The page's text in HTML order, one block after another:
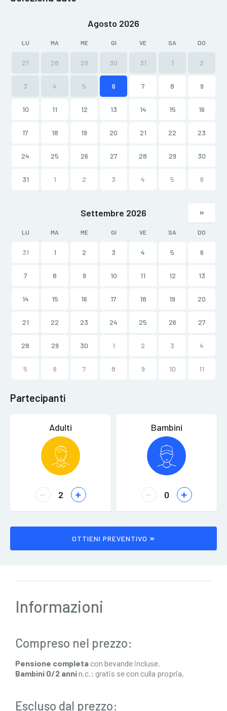
Agosto 2026
LU MA ME GI VE SA DO
27 28 29 30 31 1 2
3 4 5 6 7 8 9
10 11 12 13 14 15 16
17 18 19 20 21 22 23
24 25 26 27 28 29 30
31 1 2 3 4 5 6
Settembre 2026
LU MA ME GI VE SA DO
31 1 2 3 4 5 6
7 8 9 10 11 12 13
14 15 16 17 18 19 20
21 22 23 24 25 26 27
28 29 30 1 2 3 4
5 6 7 8 9 10 11
Partecipanti
Adulti Bambini
OTTIENI PREVENTIVO
Informazioni
Compreso nel prezzo:
Pensione completa con bevande incluse.
Bambini 0/2 anni n.c.: gratis se con culla propria.
Escluso dal prezzo: